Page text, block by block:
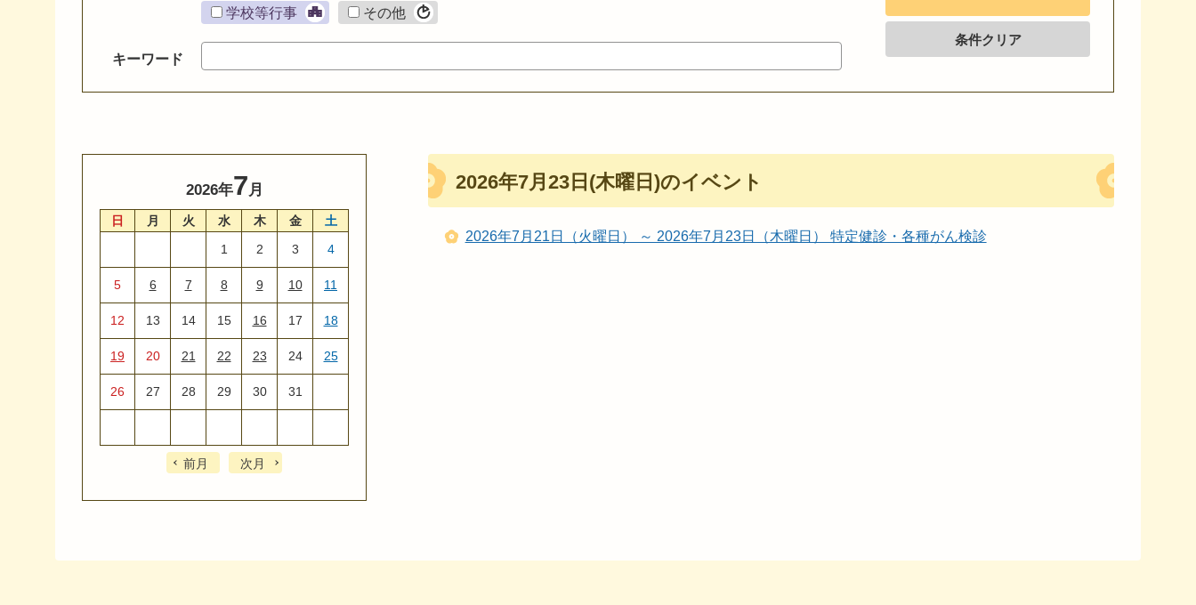
学校等行事 その他
キーワード
条件クリア
2026年7月
日 月 火 水 木 金
土
1
2 3 4
5 6 7 8 9 10 11
12 13 14 15 16 17 18
19 20 21 22 23 24 25
26 27 28 29 30 31
前月 次月
2026年7月23日(木曜日)のイベント
2026年7月21日（火曜日） ～ 2026年7月23日（木曜日） 特定健診・各種がん検診